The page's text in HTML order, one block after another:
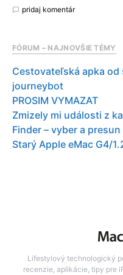
pridaj komentár
FÓRUM – NAJNOVŠIE TÉMY
Cestovateľská apka
journeybot
PROSIM VYMAZAT
Zmizely mi události z
Finder – vyber a
Starý Apple eMac G4/
Lifestylový technologický
recenzie, aplikácie, tipy pre